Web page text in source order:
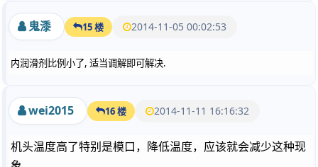
鬼潻 15 楼 2014-11-05 00:02:53
内润滑剂比例小了, 适当调解即可解决.
wei2015 16 楼 2014-11-11 16:16:32
机头温度高了特别是模口，降低温度，应该就会减少这种现